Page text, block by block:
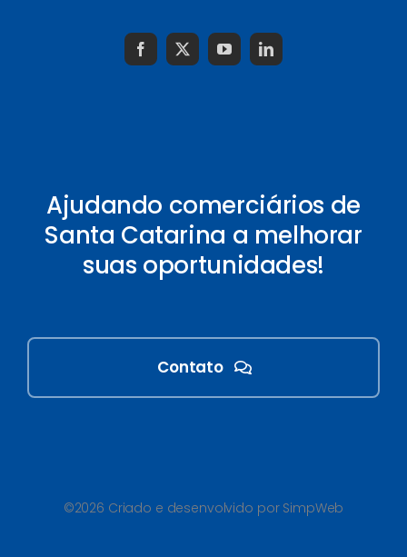
Ajudando comerciários de
Santa Catarina a melhorar
suas oportunidades!
Contato
©2026 Criado e desenvolvido por SimpWeb